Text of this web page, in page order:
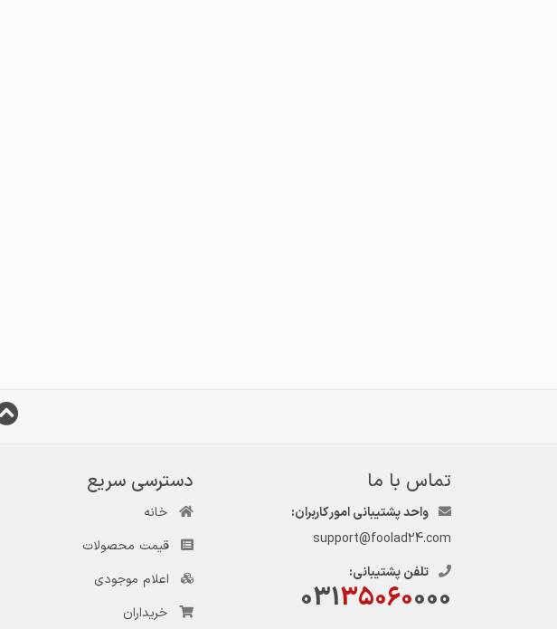
تماس با ما
واحد پشتیبانی امور کاربران:
support@foolad24.com
تلفن پشتیبانی:
03135060000
دسترسی سریع
خانه
قیمت محصولات
اعلام موجودی
خریداران